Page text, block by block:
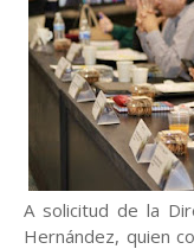
A solicitud de la
Hernández, quien